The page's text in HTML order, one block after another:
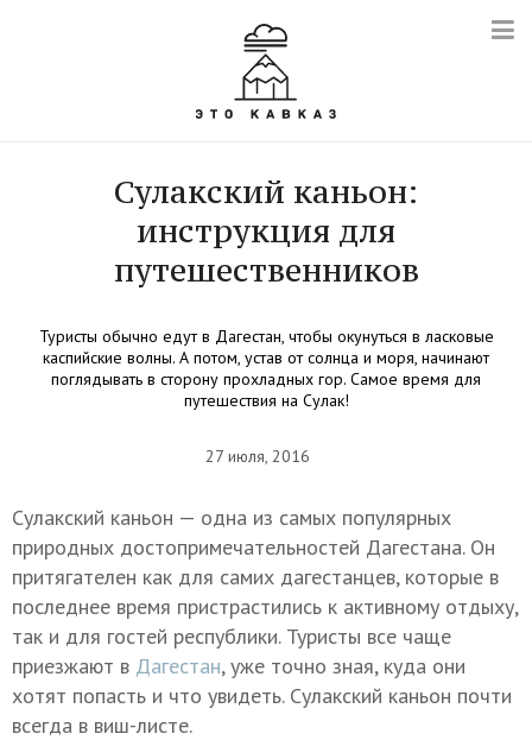
Сулакский каньон:
инструкция для
путешественников
Туристы обычно едут в Дагестан, чтобы окунуться в ласковые
каспийские волны. А потом, устав от солнца и моря, начинают
поглядывать в сторону прохладных гор. Самое время для
путешествия на Сулак!
27 июля, 2016
Сулакский каньон — одна из самых популярных
природных достопримечательностей Дагестана. Он
притягателен как для самих дагестанцев, которые в
последнее время пристрастились к активному отдыху,
так и для гостей республики. Туристы все чаще
приезжают в Дагестан, уже точно зная, куда они
хотят попасть и что увидеть. Сулакский каньон почти
всегда в виш-листе.